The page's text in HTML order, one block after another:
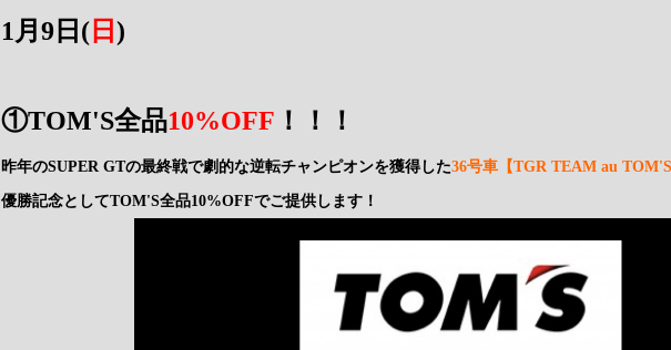
1月9日(日 )
①TOM'S全品10%OFF ！！！
昨年のSUPER GTの最終戦で劇的な逆転チャンピオンを獲得した36号車【TGR TEAM au
優勝記念としてTOM'S全品10%OFFでご提供します！